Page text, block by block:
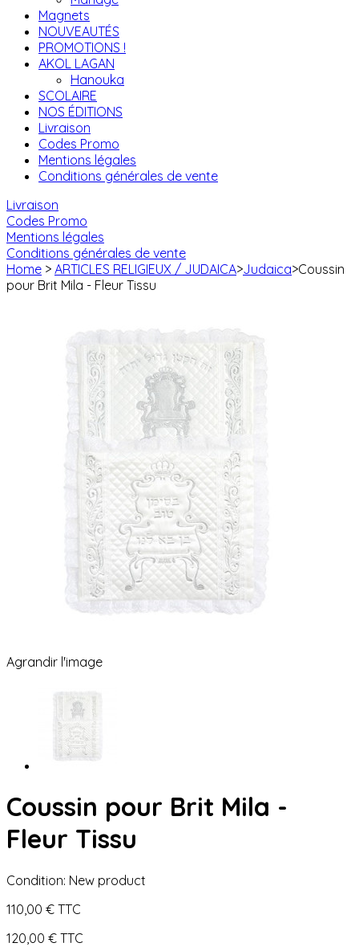
Magnets
NOUVEAUTÉS
PROMOTIONS !
AKOL LAGAN
Hanouka
SCOLAIRE
NOS ÉDITIONS
Livraison
Codes Promo
Mentions légales
Conditions générales de vente
Livraison
Codes Promo
Mentions légales
Conditions générales de vente
Home > ARTICLES RELIGIEUX / JUDAICA>Judaica>Coussin
pour Brit Mila - Fleur Tissu
Agrandir l'image
Coussin pour Brit Mila -
Fleur Tissu
Condition: New product
110,00 € TTC
120,00 € TTC